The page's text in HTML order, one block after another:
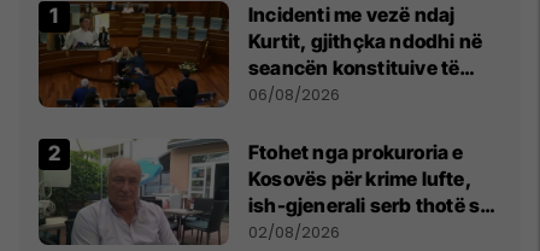
Incidenti me vezë ndaj
Kurtit, gjithçka ndodhi në
seancën konstituive të
Kuvendit
06/08/2026
Ftohet nga prokuroria e
Kosovës për krime lufte,
ish-gjenerali serb thotë se
dikush e tradhtoi në
02/08/2026